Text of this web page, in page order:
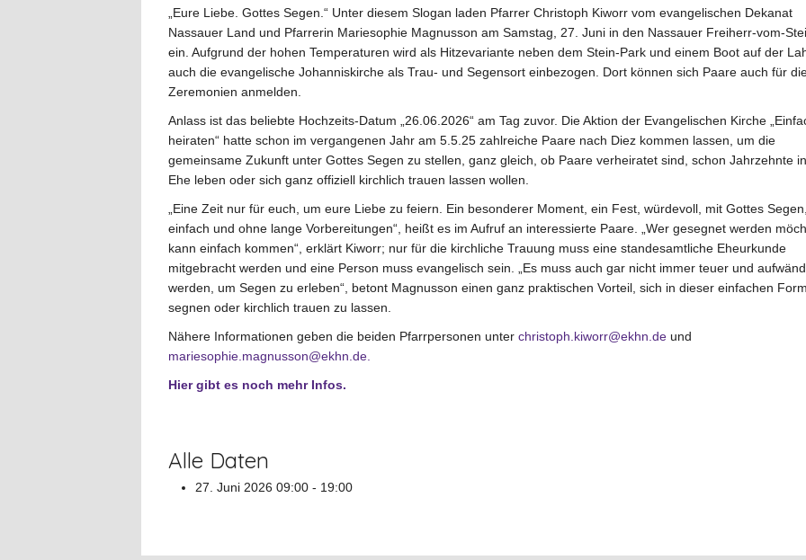
„Eure Liebe. Gottes Segen.“ Unter diesem Slogan laden Pfarrer Christoph Kiworr vom evangelischen Dekanat
Nassauer Land und Pfarrerin Mariesophie Magnusson am Samstag, 27. Juni in den Nassauer Freiherr-vom-
ein. Aufgrund der hohen Temperaturen wird als Hitzevariante neben dem Stein-Park und einem Boot auf der
auch die evangelische Johanniskirche als Trau- und Segensort einbezogen. Dort können sich Paare auch für
Zeremonien anmelden.
Anlass ist das beliebte Hochzeits-Datum „26.06.2026“ am Tag zuvor. Die Aktion der Evangelischen Kirche
heiraten“ hatte schon im vergangenen Jahr am 5.5.25 zahlreiche Paare nach Diez kommen lassen, um die
gemeinsame Zukunft unter Gottes Segen zu stellen, ganz gleich, ob Paare verheiratet sind, schon Jahrzehnte
Ehe leben oder sich ganz offiziell kirchlich trauen lassen wollen.
„Eine Zeit nur für euch, um eure Liebe zu feiern. Ein besonderer Moment, ein Fest, würdevoll, mit Gottes Segen,
einfach und ohne lange Vorbereitungen“, heißt es im Aufruf an interessierte Paare. „Wer gesegnet werden
kann einfach kommen“, erklärt Kiworr; nur für die kirchliche Trauung muss eine standesamtliche Eheurkunde
mitgebracht werden und eine Person muss evangelisch sein. „Es muss auch gar nicht immer teuer und
werden, um Segen zu erleben“, betont Magnusson einen ganz praktischen Vorteil, sich in dieser einfachen Form
segnen oder kirchlich trauen zu lassen.
Nähere Informationen geben die beiden Pfarrpersonen unter christoph.kiworr@ekhn.de und
mariesophie.magnusson@ekhn.de.
Hier gibt es noch mehr Infos.
Alle Daten
27. Juni 2026 09:00 - 19:00